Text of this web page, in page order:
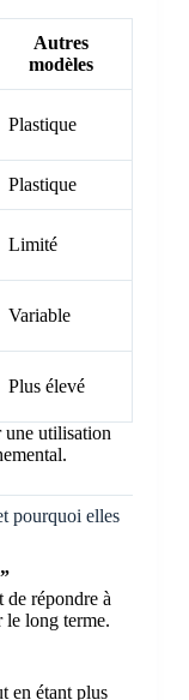
Autres
modèles
Plastique
Plastique
Limité
Variable
Plus élevé
une utilisation
pourquoi elles
de répondre à
le long terme.
en étant plus